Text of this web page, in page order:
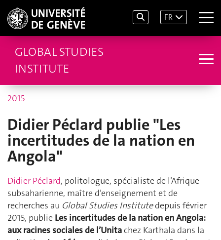
FR
GLOBAL STUDIES
INSTITUTE
2015
Didier Péclard publie "Les
incertitudes de la nation en
Angola"
Didier Péclard, politologue, spécialiste de l’Afrique
subsaharienne, maître d’enseignement et de
recherches au Global Studies Institutedepuis février
2015, publie Les incertitudes de la nation en Angola:
aux racines sociales de l’Unitachez Karthala dans la